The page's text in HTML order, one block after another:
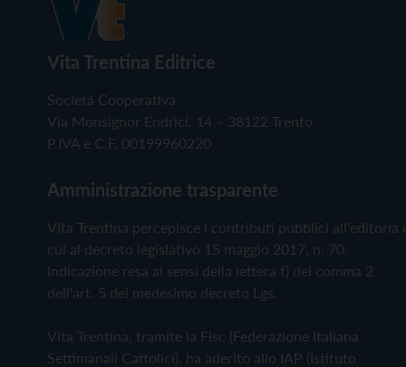
Vita Trentina Editrice
Società Cooperativa
Via Monsignor Endrici, 14 – 38122 Trento
P.IVA e C.F. 00199960220
Amministrazione trasparente
Vita Trentina percepisce i contributi pubblici all'editoria
cui al decreto legislativo 15 maggio 2017, n. 70.
Indicazione resa ai sensi della lettera f) del comma 2
dell'art. 5 del medesimo decreto Lgs.
Vita Trentina, tramite la Fisc (Federazione Italiana
Settimanali Cattolici), ha aderito allo IAP (Istituto